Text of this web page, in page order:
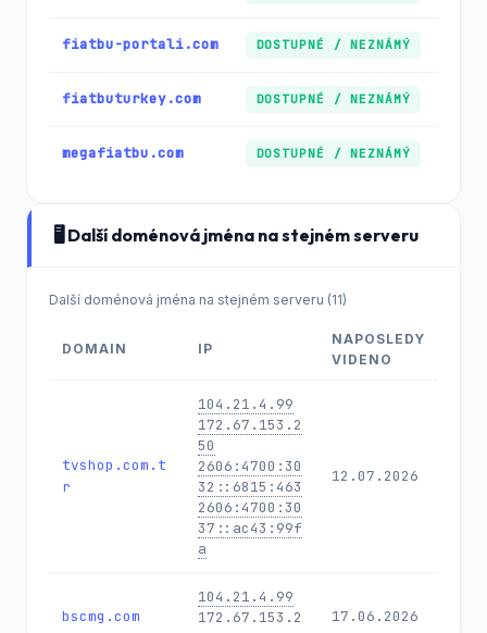
fiatbu-portali.com DOSTUPNÉ / NEZNÁMÝ
fiatbuturkey.com DOSTUPNÉ / NEZNÁMÝ
megafiatbu.com DOSTUPNÉ / NEZNÁMÝ
🖥️ Další doménová jména na stejném serveru
Další doménová jména na stejném serveru (11)
DOMAIN IP
NAPOSLEDY
VIDENO
tvshop.com.t
r
104.21.4.99
172.67.153.2
50
2606:4700:30
32::6815:463
2606:4700:30
37::ac43:99f
a
12.07.2026
bscmg.com
104.21.4.99
172.67.153.2
17.06.2026